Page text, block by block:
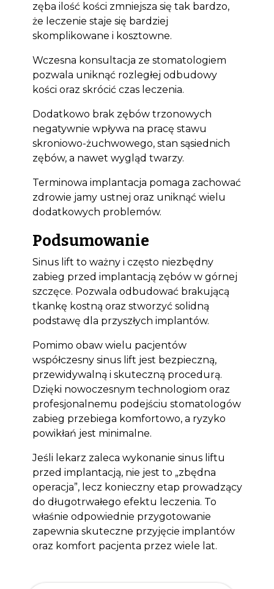
zęba ilość kości zmniejsza się tak bardzo,
że leczenie staje się bardziej
skomplikowane i kosztowne.
Wczesna konsultacja ze stomatologiem
pozwala uniknąć rozległej odbudowy
kości oraz skrócić czas leczenia.
Dodatkowo brak zębów trzonowych
negatywnie wpływa na pracę stawu
skroniowo-żuchwowego, stan sąsiednich
zębów, a nawet wygląd twarzy.
Terminowa implantacja pomaga zachować
zdrowie jamy ustnej oraz uniknąć wielu
dodatkowych problemów.
Podsumowanie
Sinus lift to ważny i często niezbędny
zabieg przed implantacją zębów w górnej
szczęce. Pozwala odbudować brakującą
tkankę kostną oraz stworzyć solidną
podstawę dla przyszłych implantów.
Pomimo obaw wielu pacjentów
współczesny sinus lift jest bezpieczną,
przewidywalną i skuteczną procedurą.
Dzięki nowoczesnym technologiom oraz
profesjonalnemu podejściu stomatologów
zabieg przebiega komfortowo, a ryzyko
powikłań jest minimalne.
Jeśli lekarz zaleca wykonanie sinus liftu
przed implantacją, nie jest to „zbędna
operacja”, lecz konieczny etap prowadzący
do długotrwałego efektu leczenia. To
właśnie odpowiednie przygotowanie
zapewnia skuteczne przyjęcie implantów
oraz komfort pacjenta przez wiele lat.